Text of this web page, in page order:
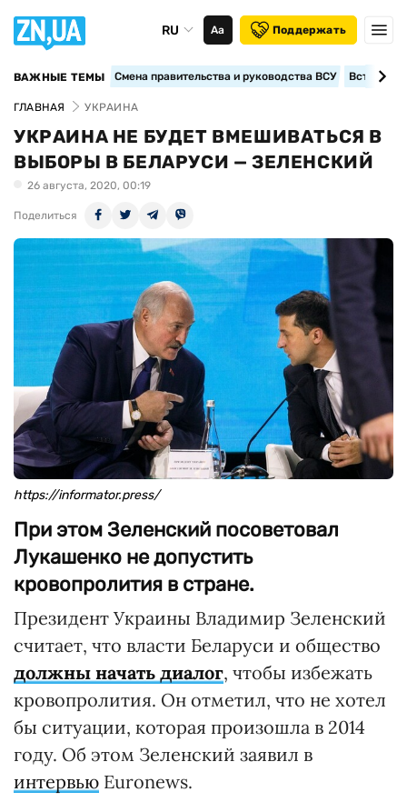
RU Аа Поддержать
ВАЖНЫЕ ТЕМЫ Смена правительства и руководства ВСУ
ГЛАВНАЯ УКРАИНА
УКРАИНА НЕ БУДЕТ ВМЕШИВАТЬСЯ В
ВЫБОРЫ В БЕЛАРУСИ — ЗЕЛЕНСКИЙ
26 августа, 2020, 00:19
Поделиться
https://informator.press/
При этом Зеленский посоветовал
Лукашенко не допустить
кровопролития в стране.
Президент Украины Владимир Зеленский
считает, что власти Беларуси и общество
должны начать диалог, чтобы избежать
кровопролития. Он отметил, что не хотел
бы ситуации, которая произошла в 2014
году. Об этом Зеленский заявил в
интервью Euronews.